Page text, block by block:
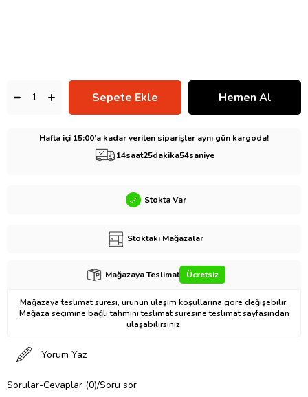
Hafta içi 15:00’a kadar verilen siparişler aynı gün kargoda!
14saat25dakika53saniye
Stokta Var
Stoktaki Mağazalar
Mağazaya Teslimat Ücretsiz
Mağazaya teslimat süresi, ürünün ulaşım koşullarına göre değişebilir.
Mağaza seçimine bağlı tahmini teslimat süresine teslimat sayfasından
ulaşabilirsiniz.
Yorum Yaz
Sorular-Cevaplar (0)/Soru sor